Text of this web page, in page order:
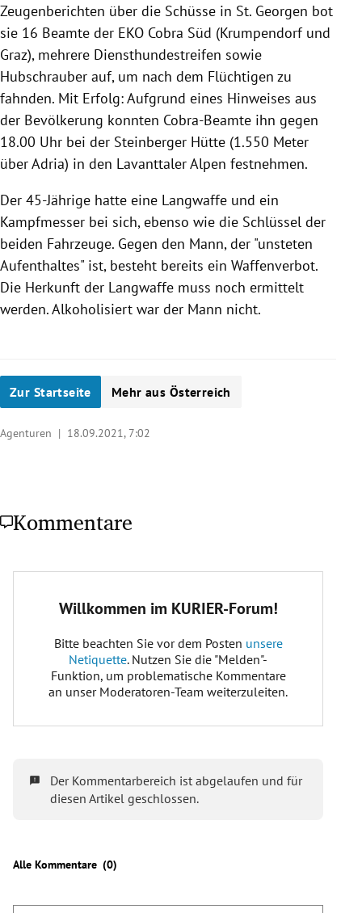
Zeugenberichten über die Schüsse in St. Georgen bot
sie 16 Beamte der EKO Cobra Süd (Krumpendorf und
Graz), mehrere Diensthundestreifen sowie
Hubschrauber auf, um nach dem Flüchtigen zu
fahnden. Mit Erfolg: Aufgrund eines Hinweises aus
der Bevölkerung konnten Cobra-Beamte ihn gegen
18.00 Uhr bei der Steinberger Hütte (1.550 Meter
über Adria) in den Lavanttaler Alpen festnehmen.
Der 45-Jährige hatte eine Langwaffe und ein
Kampfmesser bei sich, ebenso wie die Schlüssel der
beiden Fahrzeuge. Gegen den Mann, der "unsteten
Aufenthaltes" ist, besteht bereits ein Waffenverbot.
Die Herkunft der Langwaffe muss noch ermittelt
werden. Alkoholisiert war der Mann nicht.
Zur Startseite Mehr aus Österreich
Agenturen | 18.09.2021, 7:02
Kommentare